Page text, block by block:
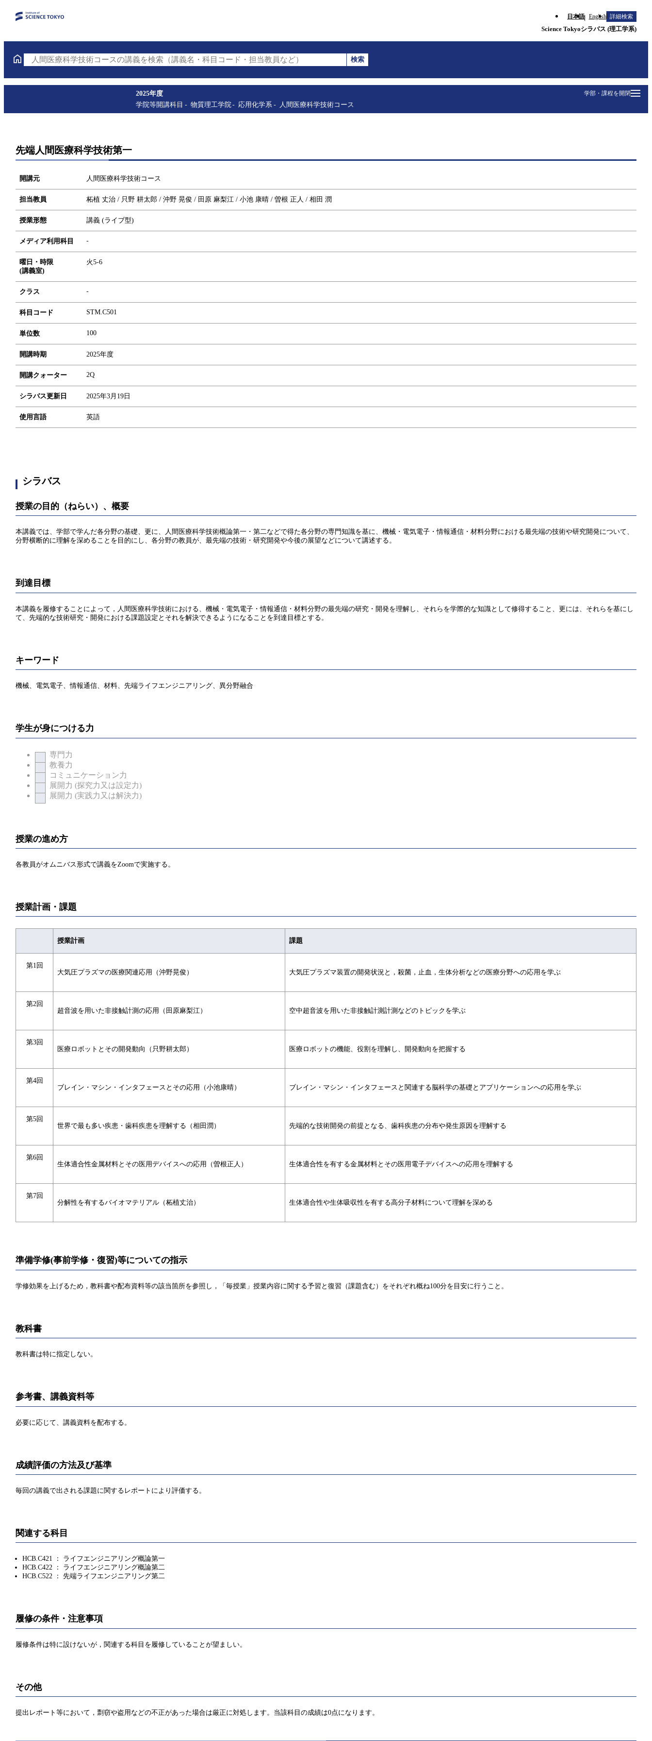
日本語 English 詳細検索
Science Tokyoシラバス (理工学系)
人間医療科学技術コースの講義を検索（講義名・科目コード・担当教員など）
検索
学部・課程を開閉
2025年度
学院等開講科目
物質理工学院 応用化学系 人間医療科学技術コース
先端人間医療科学技術第一
開講元 人間医療科学技術コース
担当教員 柘植 丈治 / 只野 耕太郎 / 沖野 晃俊 / 田原 麻梨江 / 小池 康晴 / 曽根 正人 / 相田 潤
授業形態 講義 (ライブ型)
メディア利用科目 -
曜日・時限
(講義室)
火5-6
クラス -
科目コード STM.C501
単位数 100
開講時期 2025年度
開講クォーター 2Q
シラバス更新日 2025年3月19日
使用言語 英語
シラバス
授業の目的（ねらい）、概要
本講義では、学部で学んだ各分野の基礎、更に、人間医療科学技術概論第一・第二などで得た各分野の専門知識を基に、機械・電気電子・情報通信・材料分野における最先端の技術や研究開発について、
分野横断的に理解を深めることを目的にし、各分野の教員が、最先端の技術・研究開発や今後の展望などについて講述する。
到達目標
本講義を履修することによって，人間医療科学技術における、機械・電気電子・情報通信・材料分野の最先端の研究・開発を理解し、それらを学際的な知識として修得すること、更には、それらを基にし
て、先端的な技術研究・開発における課題設定とそれを解決できるようになることを到達目標とする。
キーワード
機械、電気電子、情報通信、材料、先端ライフエンジニアリング、異分野融合
学生が身につける力
専門力
教養力
コミュニケーション力
展開力 (探究力又は設定力)
展開力 (実践力又は解決力)
授業の進め方
各教員がオムニバス形式で講義をZoomで実施する。
授業計画・課題
授業計画 課題
第1回
大気圧プラズマの医療関連応用（沖野晃俊）
大気圧プラズマ装置の開発状況と，殺菌，止血，生体分析などの医療分野への応用を学ぶ
第2回
超音波を用いた非接触計測の応用（田原麻梨江）
空中超音波を用いた非接触計測計測などのトピックを学ぶ
第3回
医療ロボットとその開発動向（只野耕太郎）
医療ロボットの機能、役割を理解し、開発動向を把握する
第4回
ブレイン・マシン・インタフェースとその応用（小池康晴）
ブレイン・マシン・インタフェースと関連する脳科学の基礎とアプリケーションへの応用を学ぶ
第5回
世界で最も多い疾患・歯科疾患を理解する（相田潤）
先端的な技術開発の前提となる、歯科疾患の分布や発生原因を理解する
第6回
生体適合性金属材料とその医用デバイスへの応用（曽根正人）
生体適合性を有する金属材料とその医用電子デバイスへの応用を理解する
第7回
分解性を有するバイオマテリアル（柘植丈治）
生体適合性や生体吸収性を有する高分子材料について理解を深める
準備学修(事前学修・復習)等についての指示
学修効果を上げるため，教科書や配布資料等の該当箇所を参照し，「毎授業」授業内容に関する予習と復習（課題含む）をそれぞれ概ね100分を目安に行うこと。
教科書
教科書は特に指定しない。
参考書、講義資料等
必要に応じて、講義資料を配布する。
成績評価の方法及び基準
毎回の講義で出される課題に関するレポートにより評価する。
関連する科目
HCB.C421 ： ライフエンジニアリング概論第一
HCB.C422 ： ライフエンジニアリング概論第二
HCB.C522 ： 先端ライフエンジニアリング第二
履修の条件・注意事項
履修条件は特に設けないが，関連する科目を履修していることが望ましい。
その他
提出レポート等において，剽窃や盗用などの不正があった場合は厳正に対処します。当該科目の成績は0点になります。